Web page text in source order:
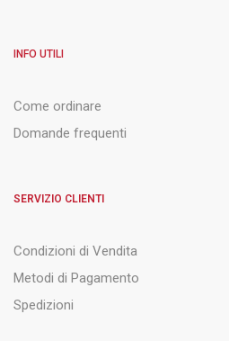
INFO UTILI
Come ordinare
Domande frequenti
SERVIZIO CLIENTI
Condizioni di Vendita
Metodi di Pagamento
Spedizioni